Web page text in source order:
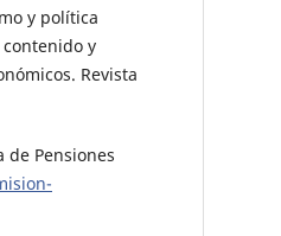
y política
y
Revista
de Pensiones